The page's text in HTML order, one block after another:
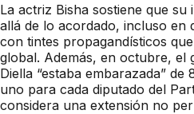
La actriz Bisha sostiene que su
allá de lo acordado, incluso en
con tintes propagandísticos
global. Además, en octubre, el
Diella “estaba embarazada”
uno para cada diputado del
considera una extensión no